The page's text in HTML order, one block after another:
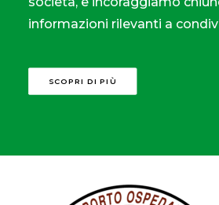
informazioni rilevanti a
SCOPRI DI PIÙ